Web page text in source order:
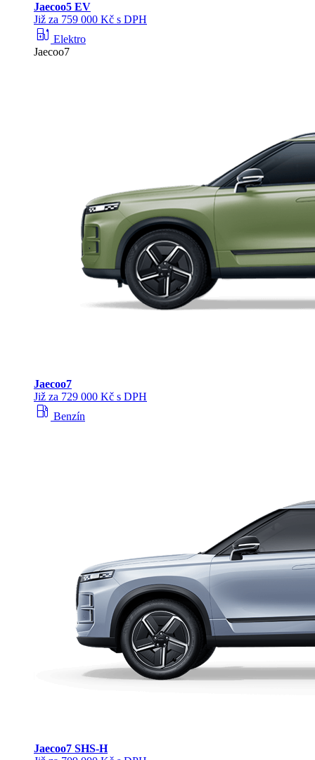
Jaecoo5 EV
Již za 759 000 Kč s DPH
ev_station Elektro
Jaecoo7
Jaecoo7
Již za 729 000 Kč s DPH
local_gas_station Benzín
Jaecoo7 SHS-H